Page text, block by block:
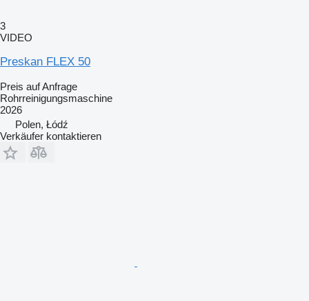
3
VIDEO
Preskan FLEX 50
Preis auf Anfrage
Rohrreinigungsmaschine
2026
Polen, Łódź
Verkäufer kontaktieren